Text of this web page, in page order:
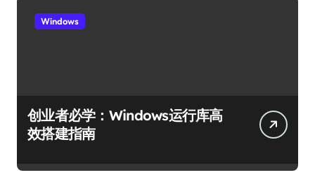
Windows
创业者必学：Windows运行库高
效搭建指南